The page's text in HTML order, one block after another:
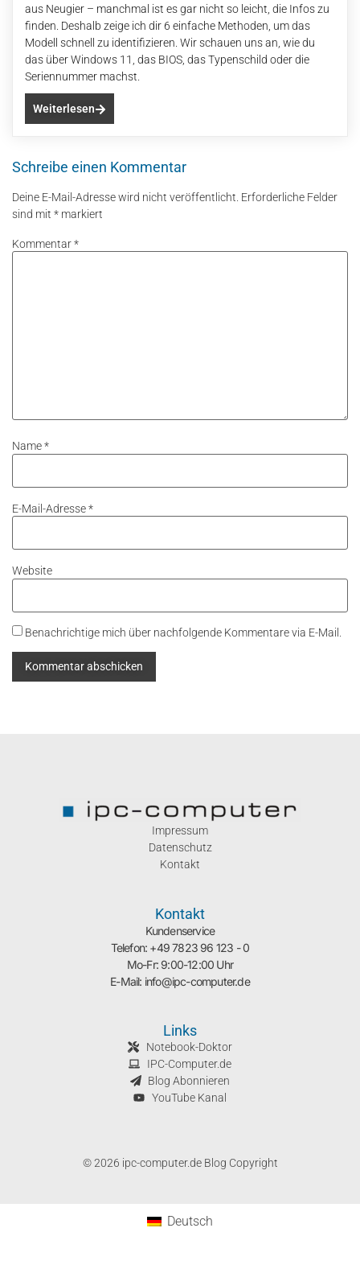
aus Neugier – manchmal ist es gar nicht so leicht, die Infos zu
finden. Deshalb zeige ich dir 6 einfache Methoden, um das
Modell schnell zu identifizieren. Wir schauen uns an, wie du
das über Windows 11, das BIOS, das Typenschild oder die
Seriennummer machst.
Weiterlesen
Schreibe einen Kommentar
Deine E-Mail-Adresse wird nicht veröffentlicht. Erforderliche Felder
sind mit * markiert
Kommentar*
Name*
E-Mail-Adresse*
Website
Benachrichtige mich über nachfolgende Kommentare via E-Mail.
Impressum
Datenschutz
Kontakt
Kontakt
Kundenservice
Telefon: +49 7823 96 123 - 0
Mo-Fr: 9:00-12:00 Uhr
E-Mail: info@ipc-computer.de
Links
Notebook-Doktor
IPC-Computer.de
Blog Abonnieren
YouTube Kanal
© 2026 ipc-computer.de Blog Copyright
Deutsch